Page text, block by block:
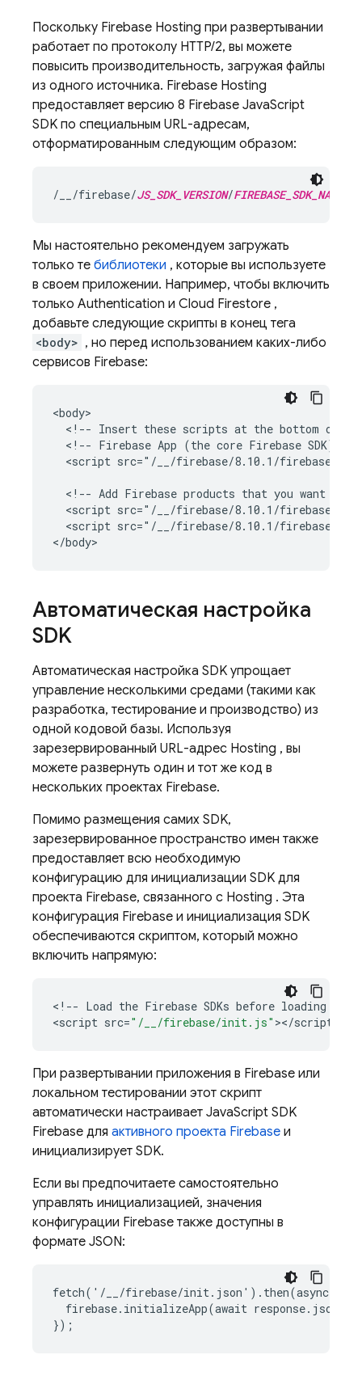
Поскольку Firebase Hosting при развертывании
работает по протоколу HTTP/2, вы можете
повысить производительность, загружая файлы
из одного источника. Firebase Hosting
предоставляет версию 8 Firebase JavaScript
SDK по специальным URL-адресам,
отформатированным следующим образом:
/__/firebase/JS_SDK_VERSION/FIREBASE_SDK_NAME
Мы настоятельно рекомендуем загружать
только те библиотеки , которые вы используете
в своем приложении. Например, чтобы включить
только Authentication и Cloud Firestore ,
добавьте следующие скрипты в конец тега
<body> , но перед использованием каких-либо
сервисов Firebase:
<body>
<!-- Insert these scripts at the bottom of
<!-- Firebase App (the core Firebase SDK) is
<script src="/__/firebase/8.10.1/firebase-
<!-- Add Firebase products that you want to
<script src="/__/firebase/8.10.1/firebase-
<script src="/__/firebase/8.10.1/firebase-
Автоматическая настройка
SDK
Автоматическая настройка SDK упрощает
управление несколькими средами (такими как
разработка, тестирование и производство) из
одной кодовой базы. Используя
зарезервированный URL-адрес Hosting , вы
можете развернуть один и тот же код в
нескольких проектах Firebase.
Помимо размещения самих SDK,
зарезервированное пространство имен также
предоставляет всю необходимую
конфигурацию для инициализации SDK для
проекта Firebase, связанного с Hosting . Эта
конфигурация Firebase и инициализация SDK
обеспечиваются скриптом, который можно
включить напрямую:
< !-- Load the Firebase SDKs before loading
<script src="/__/firebase/init.js" ></script
При развертывании приложения в Firebase или
локальном тестировании этот скрипт
автоматически настраивает JavaScript SDK
Firebase для активного проекта Firebase и
инициализирует SDK.
Если вы предпочитаете самостоятельно
управлять инициализацией, значения
конфигурации Firebase также доступны в
формате JSON:
fetch('/__/firebase/init.json').then(async
firebase.initializeApp(await